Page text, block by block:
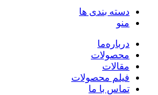
دسته بندی ها
منو
درباره‌ما
محصولات
مقالات
فیلم محصولات
تماس با ما